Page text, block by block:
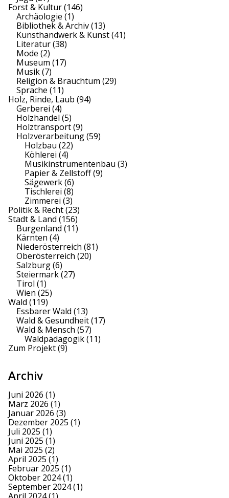
Forst & Kultur(146)
Archäologie (1)
Bibliothek & Archiv(13)
Kunsthandwerk & Kunst(41)
Literatur(38)
Mode (2)
Museum (17)
Musik(7)
Religion & Brauchtum (29)
Sprache (11)
Holz, Rinde, Laub (94)
Gerberei (4)
Holzhandel (5)
Holztransport(9)
Holzverarbeitung(59)
Holzbau (22)
Köhlerei (4)
Musikinstrumentenbau (3)
Papier & Zellstoff(9)
Sägewerk(6)
Tischlerei (8)
Zimmerei (3)
Politik & Recht(23)
Stadt & Land (156)
Burgenland (11)
Kärnten (4)
Niederösterreich (81)
Oberösterreich (20)
Salzburg(6)
Steiermark(27)
Tirol (1)
Wien (25)
Wald (119)
Essbarer Wald (13)
Wald & Gesundheit(17)
Wald & Mensch (57)
Waldpädagogik(11)
Zum Projekt(9)
Archiv
Juni 2026 (1)
März 2026 (1)
Januar 2026 (3)
Dezember 2025 (1)
Juli 2025 (1)
Juni 2025 (1)
Mai 2025 (2)
April 2025 (1)
Februar 2025 (1)
Oktober 2024(1)
September 2024(1)